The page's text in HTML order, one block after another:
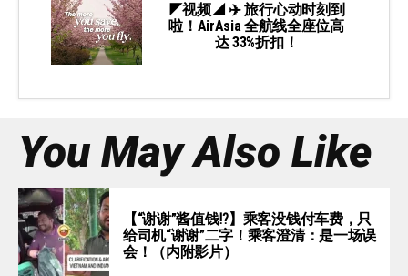
◤视频◢ ✈️ 旅行心动时刻到
啦！AirAsia 全航线全座位高
达 33%折扣！
You May Also Like
【“谢谢”酱值钱⁉️】乘客没钱付车费，只
给司机“谢谢”二字！乘客澄清：是一场误
会！（内附影片）